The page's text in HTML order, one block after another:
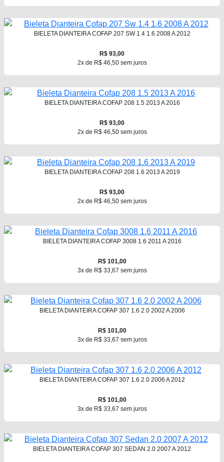
BIELETA DIANTEIRA COFAP 207 SW 1.4 1.6 2008 A 2012
R$ 93,00
2x de R$ 46,50 sem juros
BIELETA DIANTEIRA COFAP 208 1.5 2013 A 2016
R$ 93,00
2x de R$ 46,50 sem juros
BIELETA DIANTEIRA COFAP 208 1.6 2013 A 2019
R$ 93,00
2x de R$ 46,50 sem juros
BIELETA DIANTEIRA COFAP 3008 1.6 2011 A 2016
R$ 101,00
3x de R$ 33,67 sem juros
BIELETA DIANTEIRA COFAP 307 1.6 2.0 2002 A 2006
R$ 101,00
3x de R$ 33,67 sem juros
BIELETA DIANTEIRA COFAP 307 1.6 2.0 2006 A 2012
R$ 101,00
3x de R$ 33,67 sem juros
BIELETA DIANTEIRA COFAP 307 SEDAN 2.0 2007 A 2012